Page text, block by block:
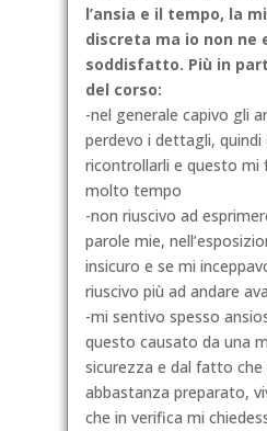
l’ansia e il tempo, la
discreta ma io non ne
soddisfatto. Più in
del corso:
-nel generale capivo gli
perdevo i dettagli, quindi
ricontrollarli e questo mi
molto tempo
-non riuscivo ad
parole mie,
insicuro e se mi
riuscivo più ad andare
-mi sentivo spesso
questo causato da una
sicurezza e dal fatto
abbastanza preparato,
che in verifica mi